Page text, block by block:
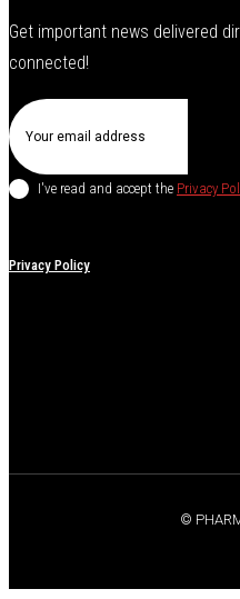
Get important news delivered
connected!
I've read and accept the Privacy
Privacy Policy
©